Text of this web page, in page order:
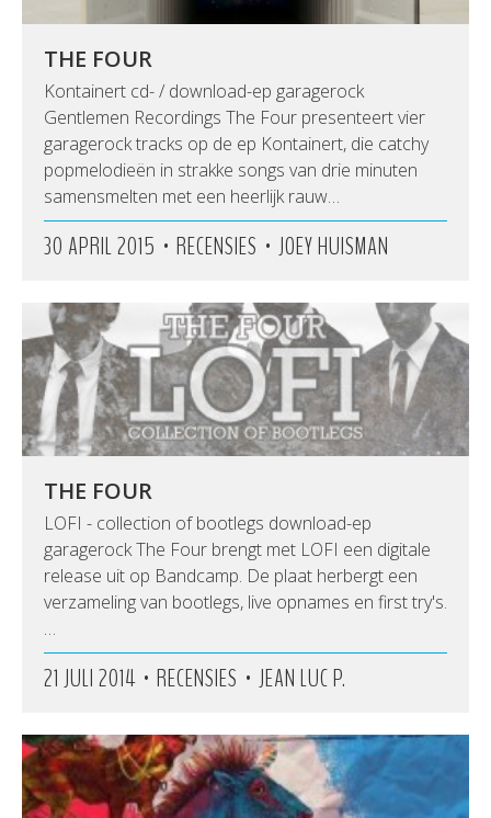
THE FOUR
Kontainert cd- / download-ep garagerock
Gentlemen Recordings The Four presenteert vier
garagerock tracks op de ep Kontainert, die catchy
popmelodieën in strakke songs van drie minuten
samensmelten met een heerlijk rauw…
30 APRIL 2015 • RECENSIES • JOEY HUISMAN
THE FOUR
LOFI - collection of bootlegs download-ep
garagerock The Four brengt met LOFI een digitale
release uit op Bandcamp. De plaat herbergt een
verzameling van bootlegs, live opnames en first try's.
…
21 JULI 2014 • RECENSIES • JEAN LUC P.